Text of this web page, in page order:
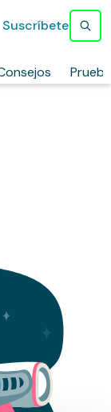
Suscríbete